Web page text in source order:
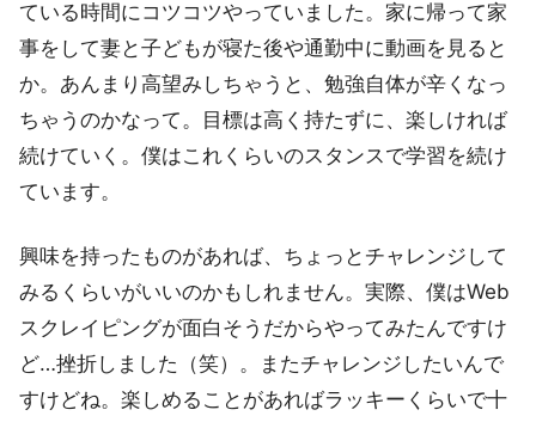
ている時間にコツコツやっていました。家に帰って家
事をして妻と子どもが寝た後や通勤中に動画を見ると
か。あんまり高望みしちゃうと、勉強自体が辛くなっ
ちゃうのかなって。目標は高く持たずに、楽しければ
続けていく。僕はこれくらいのスタンスで学習を続け
ています。
興味を持ったものがあれば、ちょっとチャレンジして
みるくらいがいいのかもしれません。実際、僕はWeb
スクレイピングが面白そうだからやってみたんですけ
ど…挫折しました（笑）。またチャレンジしたいんで
すけどね。楽しめることがあればラッキーくらいで十